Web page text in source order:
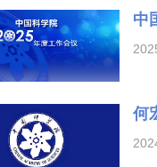
中
何